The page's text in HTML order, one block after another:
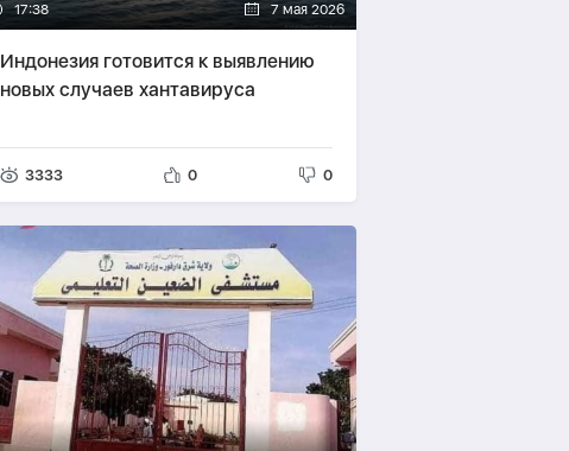
17:38 7 мая 2026
Индонезия готовится к выявлению
новых случаев хантавируса
3333 0 0